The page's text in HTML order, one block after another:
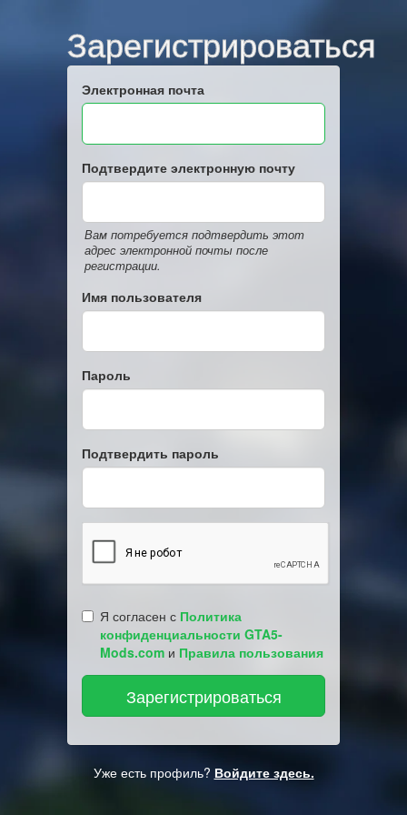
Зарегистрироваться
Электронная почта
Подтвердите электронную почту
Вам потребуется подтвердить этот
адрес электронной почты после
регистрации.
Имя пользователя
Пароль
Подтвердить пароль
Я согласен с Политика
конфиденциальности GTA5-
Mods.com и Правила пользования
Уже есть профиль? Войдите здесь.